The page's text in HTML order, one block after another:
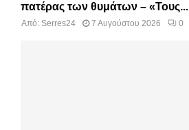
πατέρας των θυμάτων – «Τους...
Από: Serres24 7 Αυγούστου 2026 0